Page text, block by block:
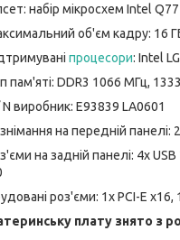
набір мікросхем Intel
об'єм кадру: 16
процесори: Intel
пам'яті: DDR3 1066 МГц,
N виробник: E93839 LA0601
на передній панелі:
на задній панелі: 4x
роз'єми: 1x PCI-E x16,
плату знято з